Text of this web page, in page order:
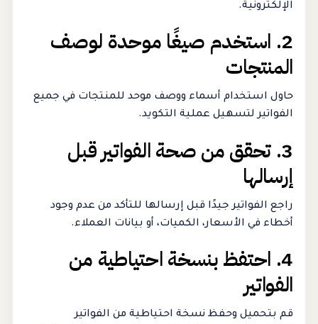
الإلكترونية.
2. استخدم صيغًا موحدة لوصف
المنتجات
حاول استخدام أسماء ووصف موحد للمنتجات في جميع
الفواتير لتسهيل عملية التكويد.
3. تحقق من صحة الفواتير قبل
إرسالها
راجع الفواتير جيدًا قبل إرسالها للتأكد من عدم وجود
أخطاء في الأسعار، الكميات، أو بيانات العملاء.
4. احتفظ بنسخة احتياطية من
الفواتير
قم بتحميل وحفظ نسخة احتياطية من الفواتير